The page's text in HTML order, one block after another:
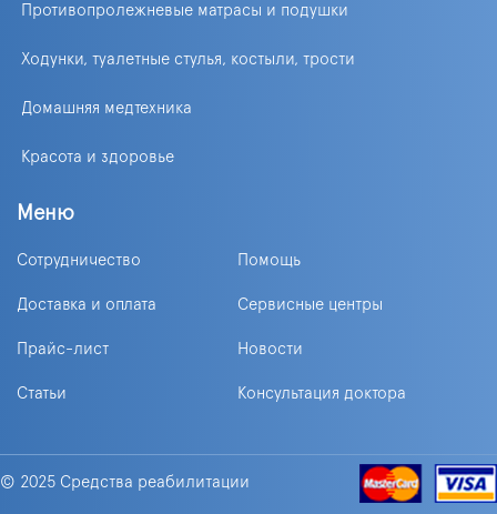
Противопролежневые матрасы и подушки
Ходунки, туалетные стулья, костыли, трости
Домашняя медтехника
Красота и здоровье
Меню
Сотрудничество Помощь
Доставка и оплата Сервисные центры
Прайс-лист Новости
Статьи Консультация доктора
© 2025 Средства реабилитации